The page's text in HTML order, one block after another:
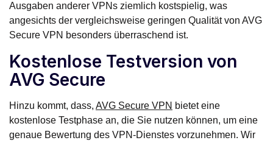
Ausgaben anderer VPNs ziemlich kostspielig, was
angesichts der vergleichsweise geringen Qualität von AVG
Secure VPN besonders überraschend ist.
Kostenlose Testversion von
AVG Secure
Hinzu kommt, dass, AVG Secure VPN bietet eine
kostenlose Testphase an, die Sie nutzen können, um eine
genaue Bewertung des VPN-Dienstes vorzunehmen. Wir